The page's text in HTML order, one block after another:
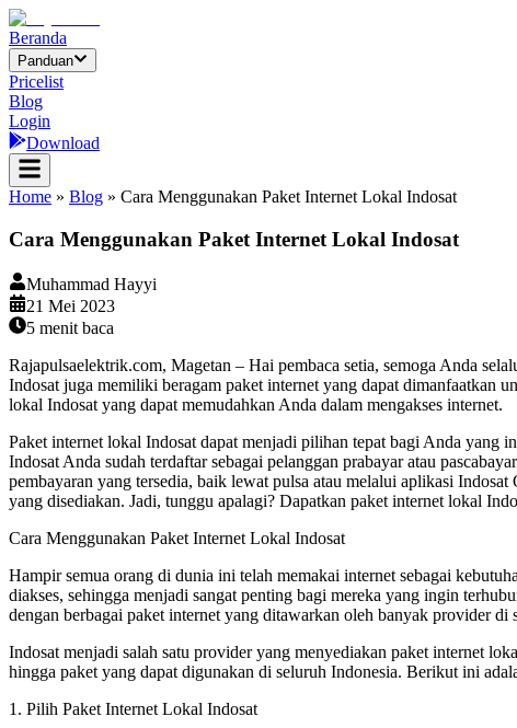
Beranda
Panduan
Pricelist
Blog
Login
Download
Home » Blog » Cara Menggunakan Paket Internet Lokal Indosat
Cara Menggunakan Paket Internet Lokal Indosat
Muhammad Hayyi
21 Mei 2023
5 menit baca
Rajapulsaelektrik.com, Magetan – Hai pembaca setia, semoga Anda
Indosat juga memiliki beragam paket internet yang dapat dimanfaatkan
lokal Indosat yang dapat memudahkan Anda dalam mengakses internet.
Paket internet lokal Indosat dapat menjadi pilihan tepat bagi Anda yang
Indosat Anda sudah terdaftar sebagai pelanggan prabayar atau
pembayaran yang tersedia, baik lewat pulsa atau melalui aplikasi
yang disediakan. Jadi, tunggu apalagi? Dapatkan paket internet lokal
Cara Menggunakan Paket Internet Lokal Indosat
Hampir semua orang di dunia ini telah memakai internet sebagai
diakses, sehingga menjadi sangat penting bagi mereka yang ingin
dengan berbagai paket internet yang ditawarkan oleh banyak provider di
Indosat menjadi salah satu provider yang menyediakan paket internet
hingga paket yang dapat digunakan di seluruh Indonesia. Berikut ini
1. Pilih Paket Internet Lokal Indosat